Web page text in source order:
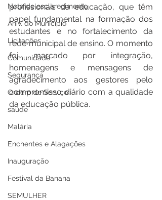
Nota de esclarecimento
Aniv. do Município
Licitações
Comunidade
Segurança
Ordem de Serviço
saúde
Malária
Enchentes e Alagações
Inauguração
Festival da Banana
SEMULHER
profissionais da educação, que têm
papel fundamental na formação dos
estudantes e no fortalecimento da
rede municipal de ensino. O momento
foi marcado por integração,
homenagens e mensagens de
agradecimento aos gestores pelo
compromisso diário com a qualidade
da educação pública.